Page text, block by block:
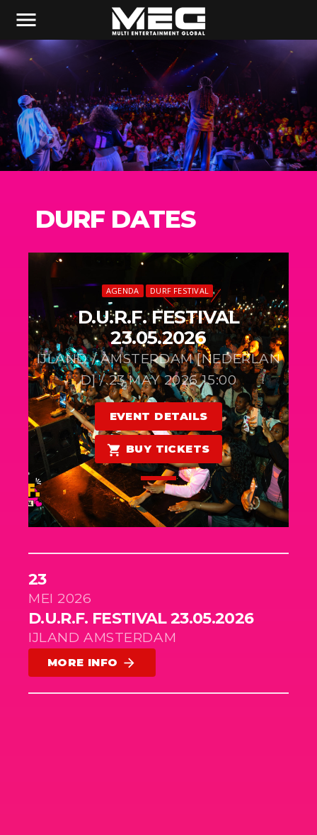
menu
DURF DATES
AGENDA DURF FESTIVAL
D.U.R.F. FESTIVAL
23.05.2026
IJLAND / AMSTERDAM [NEDERLAN
D] / 23 MAY 2026 15:00
EVENT DETAILS
shopping_cart BUY TICKETS
23
MEI 2026
D.U.R.F. FESTIVAL 23.05.2026
IJLAND AMSTERDAM
MORE INFO arrow_forward